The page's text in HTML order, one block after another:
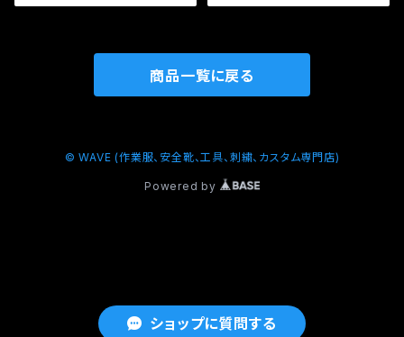
ショップに質問する
商品一覧に戻る
© WAVE (作業服、安全靴、工具、刺繍、カスタム専門店)
Powered by